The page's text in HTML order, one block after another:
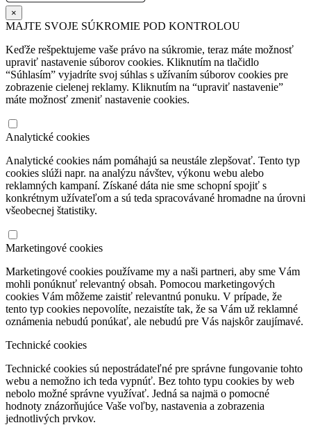
×
MAJTE SVOJE SÚKROMIE POD KONTROLOU
Keďže rešpektujeme vaše právo na súkromie, teraz máte možnosť
upraviť nastavenie súborov cookies. Kliknutím na tlačidlo
“Súhlasím” vyjadríte svoj súhlas s užívaním súborov cookies pre
zobrazenie cielenej reklamy. Kliknutím na “upraviť nastavenie”
máte možnosť zmeniť nastavenie cookies.
Analytické cookies
Analytické cookies nám pomáhajú sa neustále zlepšovať. Tento typ
cookies slúži napr. na analýzu návštev, výkonu webu alebo
reklamných kampaní. Získané dáta nie sme schopní spojiť s
konkrétnym užívateľom a sú teda spracovávané hromadne na úrovni
všeobecnej štatistiky.
Marketingové cookies
Marketingové cookies používame my a naši partneri, aby sme Vám
mohli ponúknuť relevantný obsah. Pomocou marketingových
cookies Vám môžeme zaistiť relevantnú ponuku. V prípade, že
tento typ cookies nepovolíte, nezaistíte tak, že sa Vám už reklamné
oznámenia nebudú ponúkať, ale nebudú pre Vás najskôr zaujímavé.
Technické cookies
Technické cookies sú nepostrádateľné pre správne fungovanie tohto
webu a nemožno ich teda vypnúť. Bez tohto typu cookies by web
nebolo možné správne využívať. Jedná sa najmä o pomocné
hodnoty znázorňujúce Vaše voľby, nastavenia a zobrazenia
jednotlivých prvkov.